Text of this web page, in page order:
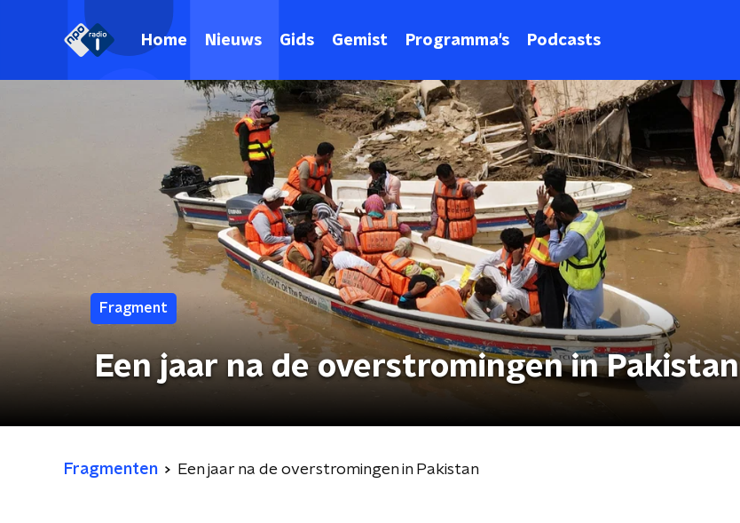
Home Nieuws Gids Gemist Programma's Podcasts
Fragment
Een jaar na de overstromingen in Pakistan
Fragmenten Een jaar na de overstromingen in Pakistan